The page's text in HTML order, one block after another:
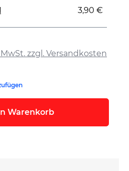
zzgl. Versandkosten
3,90 €
Warenkorb